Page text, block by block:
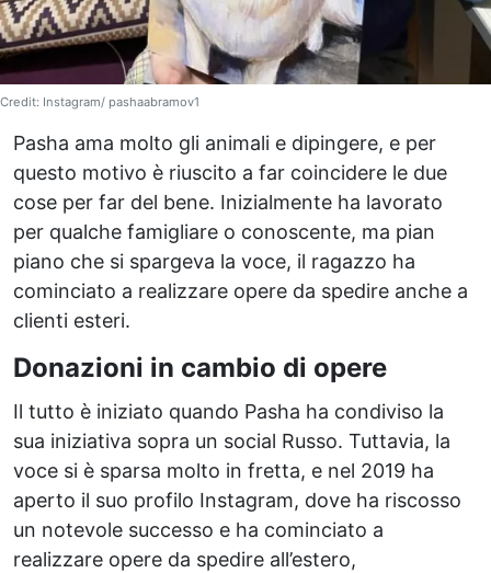
Credit: Instagram/ pashaabramov1
Pasha ama molto gli animali e dipingere, e per
questo motivo è riuscito a far coincidere le due
cose per far del bene. Inizialmente ha lavorato
per qualche famigliare o conoscente, ma pian
piano che si spargeva la voce, il ragazzo ha
cominciato a realizzare opere da spedire anche a
clienti esteri.
Donazioni in cambio di opere
Il tutto è iniziato quando Pasha ha condiviso la
sua iniziativa sopra un social Russo. Tuttavia, la
voce si è sparsa molto in fretta, e nel 2019 ha
aperto il suo profilo Instagram, dove ha riscosso
un notevole successo e ha cominciato a
realizzare opere da spedire all’estero,